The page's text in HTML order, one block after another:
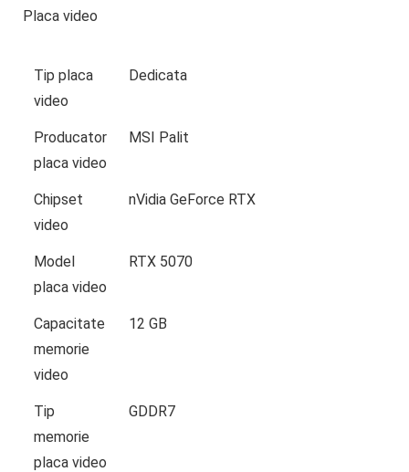
Placa video
Tip placa
video
Dedicata
Producator
placa video
MSI Palit
Chipset
video
nVidia GeForce RTX
Model
placa video
RTX 5070
Capacitate
memorie
video
12 GB
Tip
memorie
placa video
GDDR7